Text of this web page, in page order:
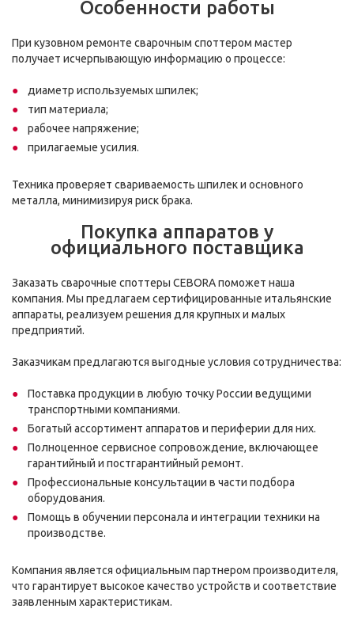
Особенности работы
При кузовном ремонте сварочным споттером мастер
получает исчерпывающую информацию о процессе:
диаметр используемых шпилек;
тип материала;
рабочее напряжение;
прилагаемые усилия.
Техника проверяет свариваемость шпилек и основного
металла, минимизируя риск брака.
Покупка аппаратов у
официального поставщика
Заказать сварочные споттеры CEBORA поможет наша
компания. Мы предлагаем сертифицированные итальянские
аппараты, реализуем решения для крупных и малых
предприятий.
Заказчикам предлагаются выгодные условия сотрудничества:
Поставка продукции в любую точку России ведущими
транспортными компаниями.
Богатый ассортимент аппаратов и периферии для них.
Полноценное сервисное сопровождение, включающее
гарантийный и постгарантийный ремонт.
Профессиональные консультации в части подбора
оборудования.
Помощь в обучении персонала и интеграции техники на
производстве.
Компания является официальным партнером производителя,
что гарантирует высокое качество устройств и соответствие
заявленным характеристикам.